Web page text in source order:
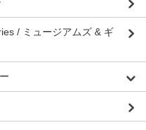
/ ミュージアムズ & ギ